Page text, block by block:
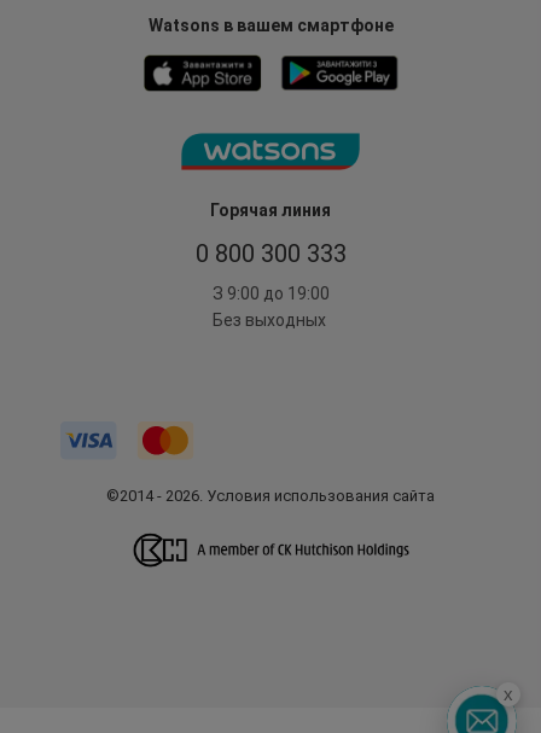
Горячая линия
0 800 300 333
З 9:00 до 19:00
Без выходных
Watsons в вашем смартфоне
©2014 - 2026. Условия использования сайта
x